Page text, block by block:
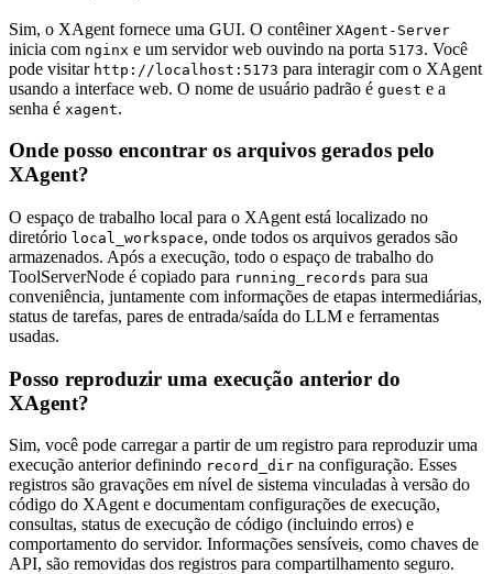
Sim, o XAgent fornece uma GUI. O contêiner XAgent-Server
inicia com nginx e um servidor web ouvindo na porta 5173. Você
pode visitar http://localhost:5173 para interagir com o XAgent
usando a interface web. O nome de usuário padrão é guest e a
senha é xagent.
Onde posso encontrar os arquivos gerados pelo
XAgent?
O espaço de trabalho local para o XAgent está localizado no
diretório local_workspace, onde todos os arquivos gerados são
armazenados. Após a execução, todo o espaço de trabalho do
ToolServerNode é copiado para running_records para sua
conveniência, juntamente com informações de etapas intermediárias,
status de tarefas, pares de entrada/saída do LLM e ferramentas
usadas.
Posso reproduzir uma execução anterior do
XAgent?
Sim, você pode carregar a partir de um registro para reproduzir uma
execução anterior definindo record_dir na configuração. Esses
registros são gravações em nível de sistema vinculadas à versão do
código do XAgent e documentam configurações de execução,
consultas, status de execução de código (incluindo erros) e
comportamento do servidor. Informações sensíveis, como chaves de
API, são removidas dos registros para compartilhamento seguro.